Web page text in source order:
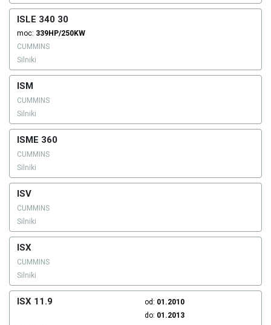
ISLE 340 30
moc: 339HP/250KW
CUMMINS
Silniki
ISM
CUMMINS
Silniki
ISME 360
CUMMINS
Silniki
ISV
CUMMINS
Silniki
ISX
CUMMINS
Silniki
ISX 11.9 od: 01.2010
do: 01.2013